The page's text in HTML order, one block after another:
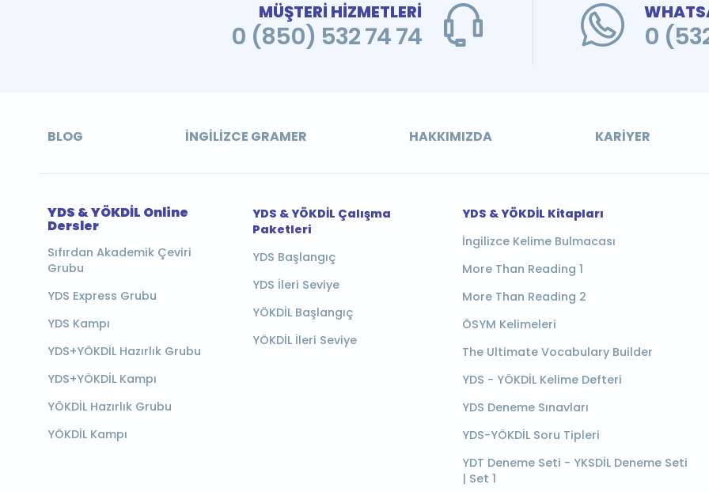
MÜŞTERİ HİZMETLERİ
0 (850) 532 74 74 0
BLOG İNGILIZCE GRAMER HAKKIMIZDA KARIYER
YDS & YÖKDİL Online
Dersler
Sıfırdan Akademik Çeviri
Grubu
YDS Express Grubu
YDS Kampı
YDS+YÖKDİL Hazırlık Grubu
YDS+YÖKDİL Kampı
YÖKDİL Hazırlık Grubu
YÖKDİL Kampı
YDS & YÖKDİL Çalışma
Paketleri
YDS Başlangıç
YDS İleri Seviye
YÖKDİL Başlangıç
YÖKDİL İleri Seviye
YDS & YÖKDİL Kitapları
İngilizce Kelime Bulmacası
More Than Reading 1
More Than Reading 2
ÖSYM Kelimeleri
The Ultimate Vocabulary Builder
YDS - YÖKDİL Kelime Defteri
YDS Deneme Sınavları
YDS-YÖKDİL Soru Tipleri
YDT Deneme Seti - YKSDİL Deneme Seti
| Set 1